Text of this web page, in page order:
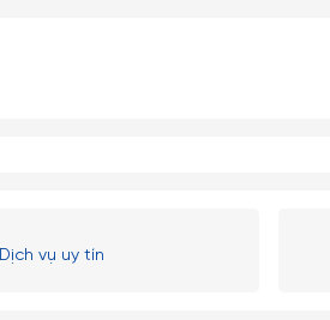
Dịch vụ uy tín